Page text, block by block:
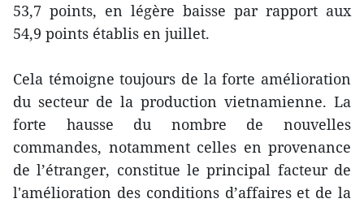
53,7 points, en légère baisse par rapport aux
54,9 points établis en juillet.
Cela témoigne toujours de la forte amélioration
du secteur de la production vietnamienne. La
forte hausse du nombre de nouvelles
commandes, notamment celles en provenance
de l’étranger, constitue le principal facteur de
l'amélioration des conditions d’affaires et de la